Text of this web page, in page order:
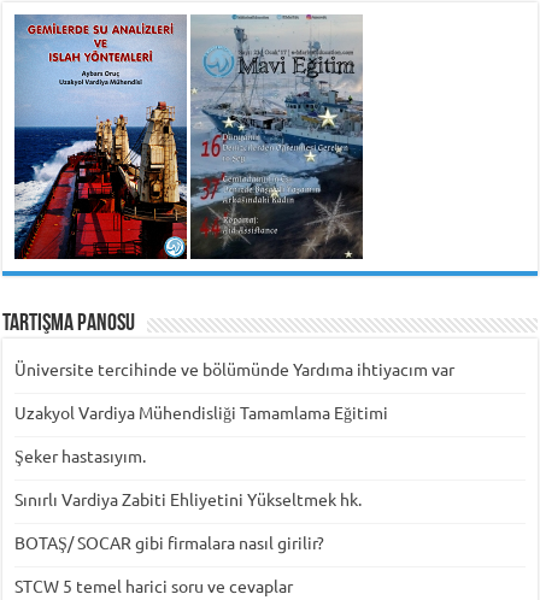
Tartışma Panosu
Üniversite tercihinde ve bölümünde Yardıma ihtiyacım var
Uzakyol Vardiya Mühendisliği Tamamlama Eğitimi
Şeker hastasıyım.
Sınırlı Vardiya Zabiti Ehliyetini Yükseltmek hk.
BOTAŞ/ SOCAR gibi firmalara nasıl girilir?
STCW 5 temel harici soru ve cevaplar